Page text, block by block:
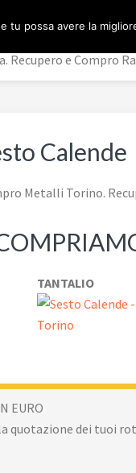
e Compro
Calende
Metalli Torino.
TANTALIO
EURO
quotazione dei tuoi
tu possa avere la